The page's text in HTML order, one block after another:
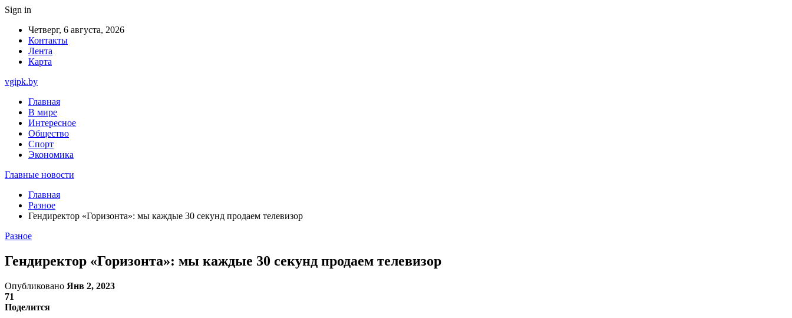
Sign in
Четверг, 6 августа, 2026
Контакты
Лента
Карта
vgipk.by
Главная
В мире
Интересное
Общество
Спорт
Экономика
Главные новости
Главная
Разное
Гендиректор «Горизонта»: мы каждые 30 секунд продаем телевизор
Разное
Гендиректор «Горизонта»: мы каждые 30 секунд продаем телевизор
Опубликовано Янв 2, 2023
71
Поделится